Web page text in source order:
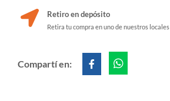
Retiro en depósito
Retira tu compra en uno de nuestros locales
Compartí en: